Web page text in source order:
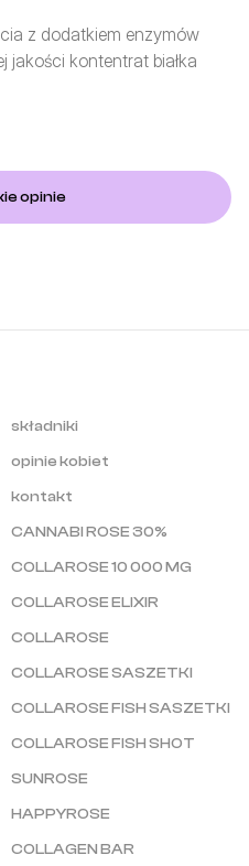
z dodatkiem enzymów
jakości kontentrat białka
opinie
składniki
opinie kobiet
kontakt
CANNABI ROSE 30%
COLLAROSE 10 000 MG
COLLAROSE ELIXIR
COLLAROSE
COLLAROSE SASZETKI
COLLAROSE FISH SASZETKI
COLLAROSE FISH SHOT
SUNROSE
HAPPYROSE
COLLAGEN BAR